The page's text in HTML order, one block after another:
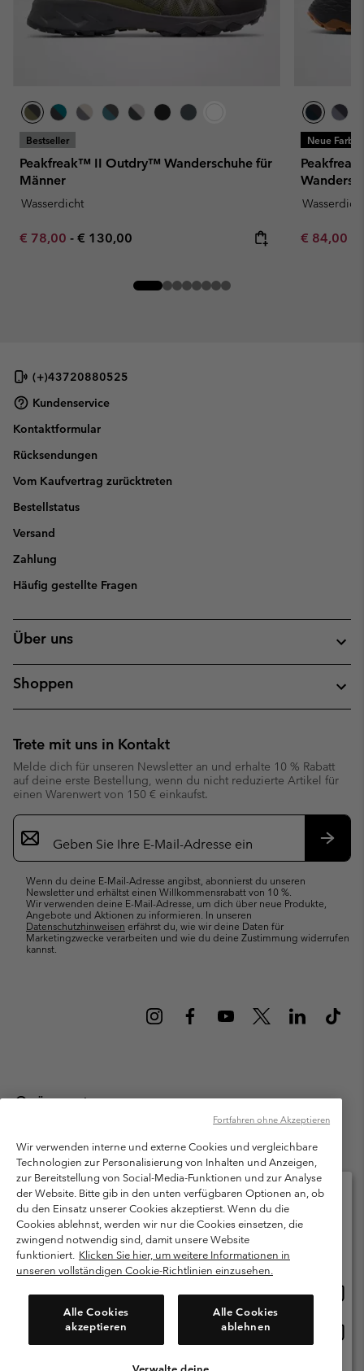
Bestseller
Peakfreak™ II Outdry™ Wanderschuhe für
Männer
Wasserdicht
Minimum sale price:
€ 78,00 - Maximum price:
€ 130,00
Neue
Wasserdicht
Minimum
€ 84,00
(+)43720880525
Kundenservice
Kontaktformular
Rücksendungen
Vom Kaufvertrag zurücktreten
Bestellstatus
Versand
Zahlung
Häufig gestellte Fragen
Über uns
Shoppen
Trete mit uns in Kontakt
Melde dich für unseren Newsletter an und erhalte 10 % Rabatt
auf deine erste Bestellung, wenn du nicht reduzierte Artikel für
einen Warenwert von 150 € einkaufst.
Newsletter-
Anmeldung
Wenn du deine E-Mail-Adresse angibst, abonnierst du unseren
Newsletter und erhältst einen Willkommensrabatt von 10 %.
Wir verwenden deine E-Mail-Adresse, um dich über neue Produkte,
Angebote und Aktionen zu informieren. In unseren
Datenschutzhinweisen erfährst du, wie wir deine Daten für
Marketingzwecke verarbeiten und wie du deine Zustimmung widerrufen
kannst.
Österreich
Columbia Sportswear Austria GmbH. Moosfeldstraße 1, 5101
Bergheim, Salzburg Österreich. Alle Rechte vorbehalten.
Nutzungsbedingungen
Allgemeine Verkaufsbedingungen
Garantie
Datenschutzerklärung
Bestimmungen und Bedingungen des Mitglieder Programms
Nutzungsbedingungen Für Nutzergenerierte Inhalte
Cookies
Kundenservice: Mo- Fr. 9:00 - 13:00 & 14:00- 18:00 Uhr
(+)43720880525
Wir verwenden interne und externe Cookies und vergleichbare
Technologien zur Personalisierung von Inhalten und Anzeigen,
zur Bereitstellung von Social-Media-Funktionen und zur Analyse
der Website. Bitte gib in den unten verfügbaren Optionen an, ob
du den Einsatz unserer Cookies akzeptierst. Wenn du die
Cookies ablehnst, werden wir nur die Cookies einsetzen, die
zwingend notwendig sind, damit unsere Website
funktioniert. Klicken Sie hier, um weitere Informationen in
unseren vollständigen Cookie-Richtlinien einzusehen.
Alle Cookies
akzeptieren
Alle Cookies
ablehnen
Fortfahren ohne Akzeptieren
Bitte wählen Sie Ihr Lieferland und Ihre Sprache
Online-Einkauf verfügbar
Österreich